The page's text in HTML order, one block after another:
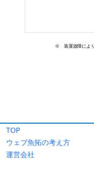
TOP
ウェブ魚拓の考え方
運営会社